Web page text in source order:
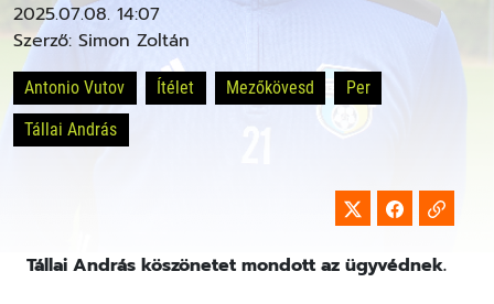
2025.07.08. 14:07
Szerző: Simon Zoltán
Antonio Vutov Ítélet Mezőkövesd
Per
Tállai András
Tállai András köszönetet mondott az ügyvédnek.